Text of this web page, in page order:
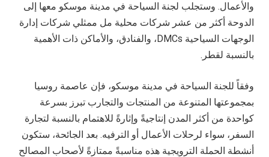
والأعمال. وستجلب لجنة السياحة في مدينة موسكو معها إلى
الدوحة أكثر من عشر شركات محلية مل ممثلي شركات إدارة
الوجهات السياحية DMCs ، والفنادق، والأماكن ذات الأهمية
بالنسبة لقطر.
وفقاً للجنة السياحة في مدينة موسكو، فإن عاصمة روسيا
بمجموعتها المتنوعة من المنتجات والتجارب تبرز بسرعة
كواحدة من أكثر المدن إنتاجيةً وإثارةً للاهتمام بالنسبة لتجارة
السفر، سواء لرحلات الأعمال أو الترفيه. بعد الجائحة، ستكون
أنشطة الحملة الترويجية هذه مناسبةً ممتازةً لأصحاب المصالح